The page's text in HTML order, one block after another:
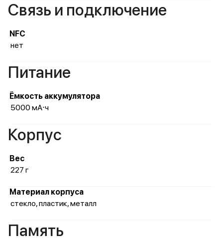
Связь и подключение
NFC
нет
Питание
Ёмкость аккумулятора
5000 мА⋅ч
Корпус
Вес
227 г
Материал корпуса
стекло, пластик, металл
Память